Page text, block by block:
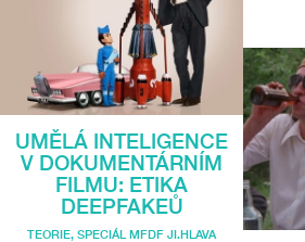
UMĚLÁ INTELIGENCE
V DOKUMENTÁRNÍM
FILMU: ETIKA
DEEPFAKEŮ
TEORIE, SPECIÁL MFDF JI.HLAVA